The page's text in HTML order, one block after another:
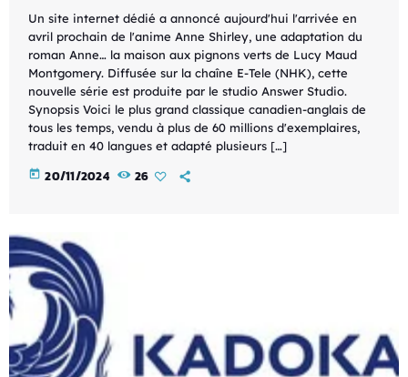
Un site internet dédié a annoncé aujourd'hui l'arrivée en
avril prochain de l'anime Anne Shirley, une adaptation du
roman Anne… la maison aux pignons verts de Lucy Maud
Montgomery. Diffusée sur la chaîne E-Tele (NHK), cette
nouvelle série est produite par le studio Answer Studio.
Synopsis Voici le plus grand classique canadien-anglais de
tous les temps, vendu à plus de 60 millions d'exemplaires,
traduit en 40 langues et adapté plusieurs […]
today 20/11/2024 26